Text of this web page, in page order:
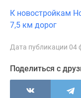
Медиа
Новости
недвижимости
Мнение
Аналитика
рынка
Покупателю
К новостройкам
7,5 км дорог
Дата публикации 04
Поделиться с